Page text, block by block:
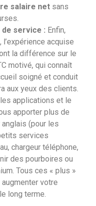
salaire net sans
de service : Enfin,
acquise
la différence sur le
motivé, qui connaît
soigné et conduit
aux yeux des clients.
applications et le
apporter plus de
(pour les
services
chargeur téléphone,
des pourboires ou
Tous ces « plus »
votre
long terme.